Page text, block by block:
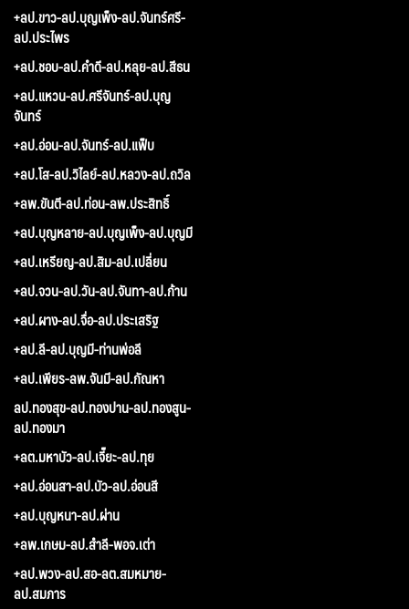
+ลป.ขาว-ลป.บุญเพ็ง-ลป.จันทร์ศรี-
ลป.ประไพร
+ลป.ชอบ-ลป.คำดี-ลป.หลุย-ลป.สีธน
+ลป.แหวน-ลป.ศรีจันทร์-ลป.บุญ
จันทร์
+ลป.อ่อน-ลป.จันทร์-ลป.แฟ็บ
+ลป.โส-ลป.วิไลย์-ลป.หลวง-ลป.ถวิล
+ลพ.ขันตี-ลป.ท่อน-ลพ.ประสิทธิ์
+ลป.บุญหลาย-ลป.บุญเพ็ง-ลป.บุญมี
+ลป.เหรียญ-ลป.สิม-ลป.เปลี่ยน
+ลป.จวน-ลป.วัน-ลป.จันทา-ลป.ก้าน
+ลป.ผาง-ลป.จื่อ-ลป.ประเสริฐ
+ลป.ลี-ลป.บุญมี-ท่านพ่อลี
+ลป.เพียร-ลพ.จันมี-ลป.กัณหา
ลป.ทองสุข-ลป.ทองปาน-ลป.ทองสูน-
ลป.ทองมา
+ลต.มหาบัว-ลป.เจี๊ยะ-ลป.ทุย
+ลป.อ่อนสา-ลป.บัว-ลป.อ่อนสี
+ลป.บุญหนา-ลป.ผ่าน
+ลพ.เกษม-ลป.สำลี-พอจ.เต่า
+ลป.พวง-ลป.สอ-ลต.สมหมาย-
ลป.สมภาร